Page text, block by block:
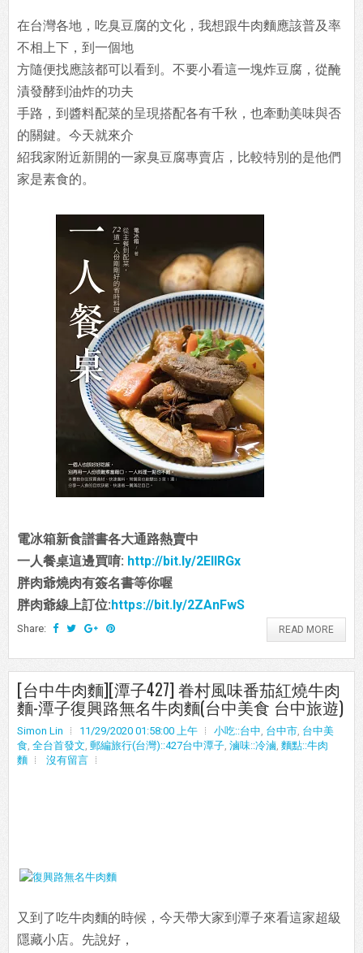
在台灣各地，吃臭豆腐的文化，我想跟牛肉麵應該普及率
不相上下，到一個地
方隨便找應該都可以看到。不要小看這一塊炸豆腐，從醃
漬發酵到油炸的功夫
手路，到醬料配菜的呈現搭配各有千秋，也牽動美味與否
的關鍵。今天就來介
紹我家附近新開的一家臭豆腐專賣店，比較特別的是他們
家是素食的。
電冰箱新食譜書各大通路熱賣中
一人餐桌這邊買唷: http://bit.ly/2EIIRGx
胖肉爺燒肉有簽名書等你喔
胖肉爺線上訂位:https://bit.ly/2ZAnFwS
Share: READ MORE
[台中牛肉麵][潭子427] 眷村風味番茄紅燒牛肉
麵-潭子復興路無名牛肉麵(台中美食 台中旅遊)
Simon Lin 11/29/2020 01:58:00 上午 小吃::台中, 台中市, 台中美
食, 全台首發文, 郵編旅行(台灣)::427台中潭子, 滷味::冷滷, 麵點::牛肉
麵
沒有留言
又到了吃牛肉麵的時候，今天帶大家到潭子來看這家超級
隱藏小店。先說好，